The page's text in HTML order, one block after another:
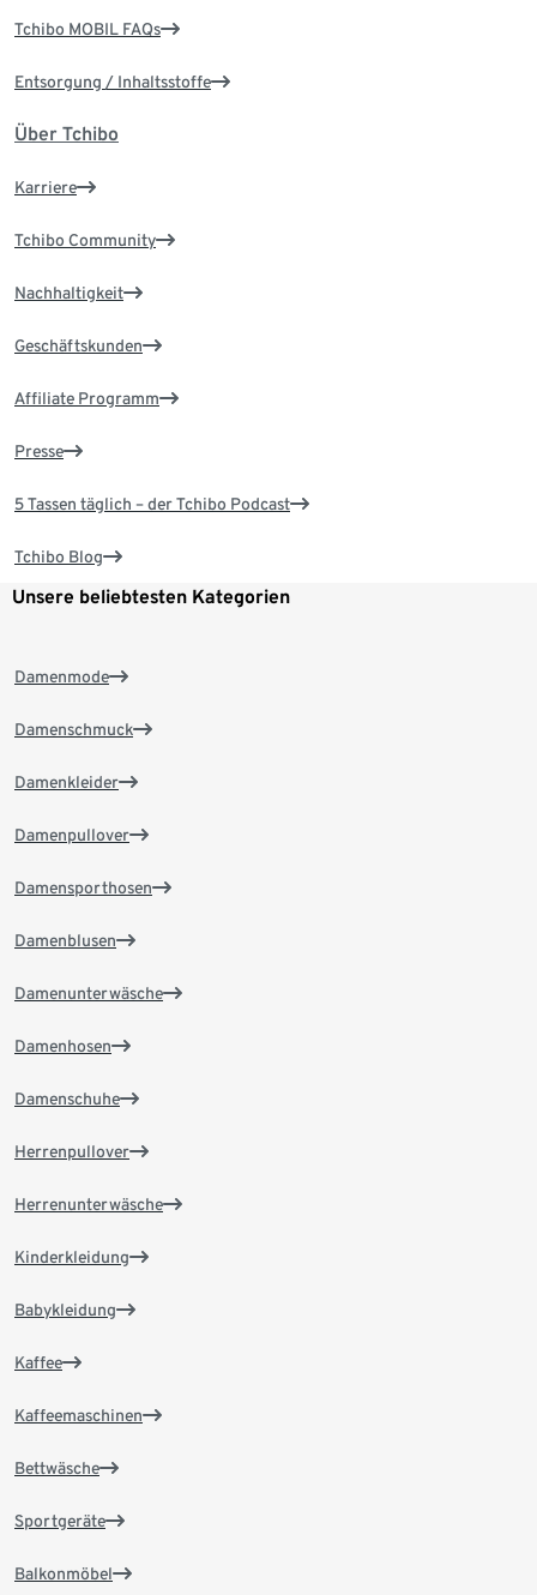
Tchibo MOBIL FAQs
Entsorgung / Inhaltsstoffe
Über Tchibo
Karriere
Tchibo Community
Nachhaltigkeit
Geschäftskunden
Affiliate Programm
Presse
5 Tassen täglich – der Tchibo Podcast
Tchibo Blog
Unsere beliebtesten Kategorien
Damenmode
Damenschmuck
Damenkleider
Damenpullover
Damensporthosen
Damenblusen
Damenunterwäsche
Damenhosen
Damenschuhe
Herrenpullover
Herrenunterwäsche
Kinderkleidung
Babykleidung
Kaffee
Kaffeemaschinen
Bettwäsche
Sportgeräte
Balkonmöbel